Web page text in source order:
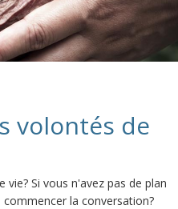
volontés de
Si vous n'avez pas de plan
la conversation?